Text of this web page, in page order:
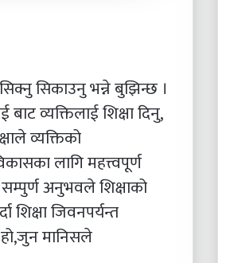
सिकाउनु भन्ने बुझिन्छ ।
व्यक्तिलाई शिक्षा दिनु,
व्यक्तिको
लागि महत्त्वपूर्ण
सम्पुर्ण अनुभवले शिक्षाको
जिवनपर्यन्त
हो,जुन मानिसले